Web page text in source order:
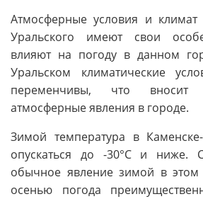
Атмосферные условия и климат
Уральского имеют свои
влияют на погоду в данном
Уральском климатические
переменчивы, что вносит
атмосферные явления в городе.
Зимой температура в
опускаться до -30°C и
обычное явление зимой в
осенью погода